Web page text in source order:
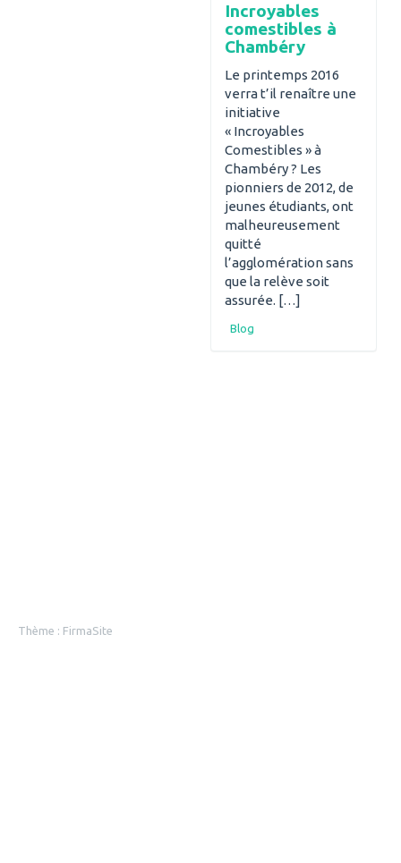
Incroyables
comestibles à
Chambéry
Le printemps 2016
verra t’il renaître une
initiative
« Incroyables
Comestibles » à
Chambéry ? Les
pionniers de 2012, de
jeunes étudiants, ont
malheureusement
quitté
l’agglomération sans
que la relève soit
assurée. […]
Blog
Thème : FirmaSite